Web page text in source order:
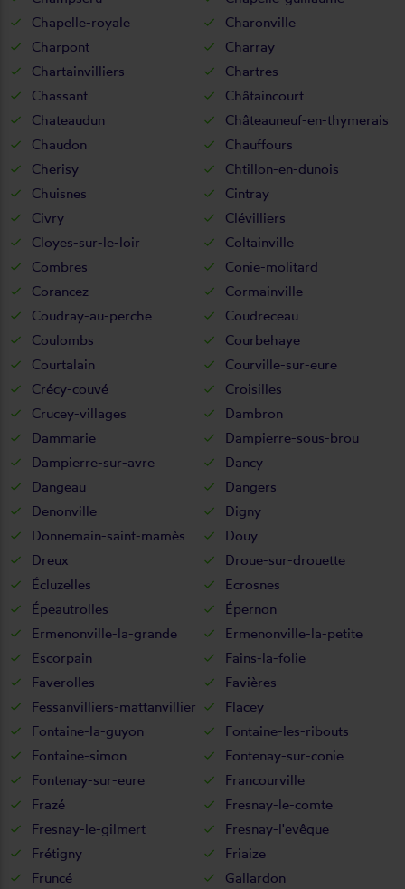
Chapelle-royale
Charonville
Charpont
Charray
Chartainvilliers
Chartres
Chassant
Châtaincourt
Chateaudun
Châteauneuf-en-thymerais
Chaudon
Chauffours
Cherisy
Chtillon-en-dunois
Chuisnes
Cintray
Civry
Clévilliers
Cloyes-sur-le-loir
Coltainville
Combres
Conie-molitard
Corancez
Cormainville
Coudray-au-perche
Coudreceau
Coulombs
Courbehaye
Courtalain
Courville-sur-eure
Crécy-couvé
Croisilles
Crucey-villages
Dambron
Dammarie
Dampierre-sous-brou
Dampierre-sur-avre
Dancy
Dangeau
Dangers
Denonville
Digny
Donnemain-saint-mamès
Douy
Dreux
Droue-sur-drouette
Écluzelles
Ecrosnes
Épeautrolles
Épernon
Ermenonville-la-grande
Ermenonville-la-petite
Escorpain
Fains-la-folie
Faverolles
Favières
Fessanvilliers-mattanvillier
Flacey
Fontaine-la-guyon
Fontaine-les-ribouts
Fontaine-simon
Fontenay-sur-conie
Fontenay-sur-eure
Francourville
Frazé
Fresnay-le-comte
Fresnay-le-gilmert
Fresnay-l'evêque
Frétigny
Friaize
Fruncé
Gallardon